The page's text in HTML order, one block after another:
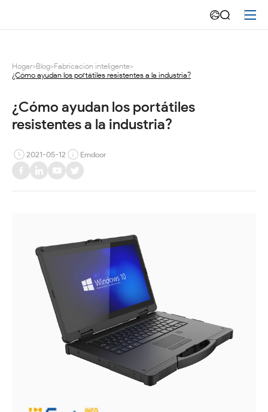
ayudan
los
portátiles
resistentes
la
industria?
Hogar>Blog>Fabricación inteligente>
¿Cómo ayudan los portátiles resistentes a la industria?
¿Cómo ayudan los portátiles
resistentes a la industria?
2021-05-12 Emdoor